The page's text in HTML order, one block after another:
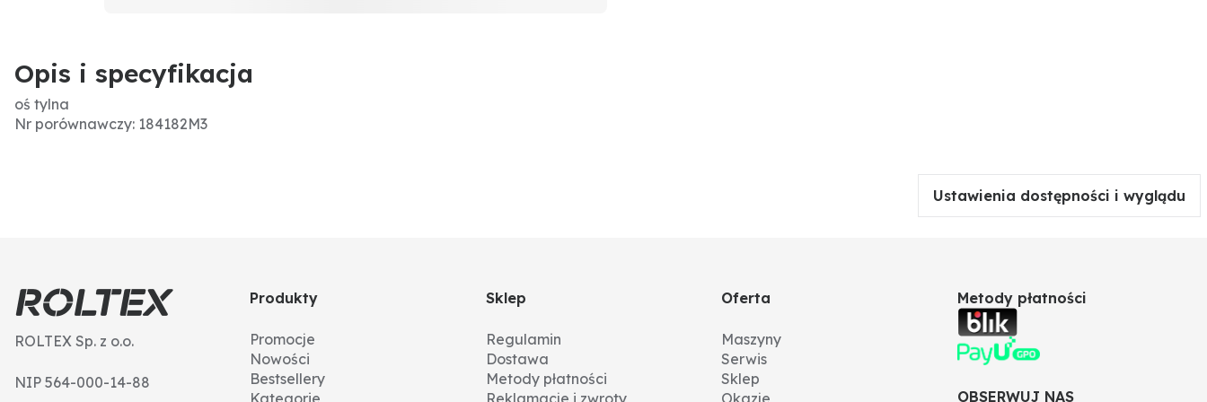
Opis i specyfikacja
oś tylna
Nr porównawczy: 184182M3
Ustawienia dostępności i wyglądu
ROLTEX Sp. z o.o.
NIP 564-000-14-88
Produkty
Promocje
Nowości
Bestsellery
Kategorie
Sklep
Regulamin
Dostawa
Metody płatności
Reklamacje i zwroty
Oferta
Maszyny
Serwis
Sklep
Okazje
Metody płatności
OBSERWUJ NAS